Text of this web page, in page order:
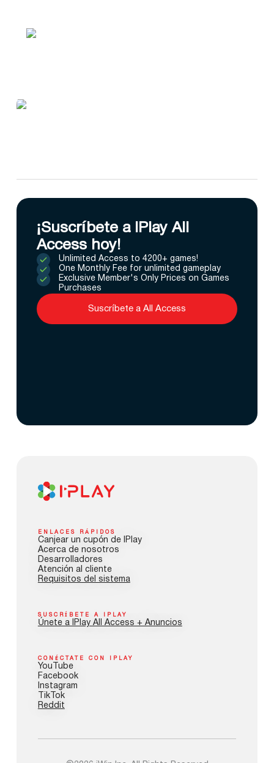
¡Suscríbete a IPlay All
Access hoy!
Unlimited Access to 4200+ games!
One Monthly Fee for unlimited gameplay
Exclusive Member's Only Prices on Games
Purchases
Suscríbete a All Access
ENLACES RÁPIDOS
Canjear un cupón de IPlay
Acerca de nosotros
Desarrolladores
Atención al cliente
Requisitos del sistema
SUSCRÍBETE A IPLAY
Únete a IPlay All Access + Anuncios
CONÉCTATE CON IPLAY
YouTube
Facebook
Instagram
TikTok
Reddit